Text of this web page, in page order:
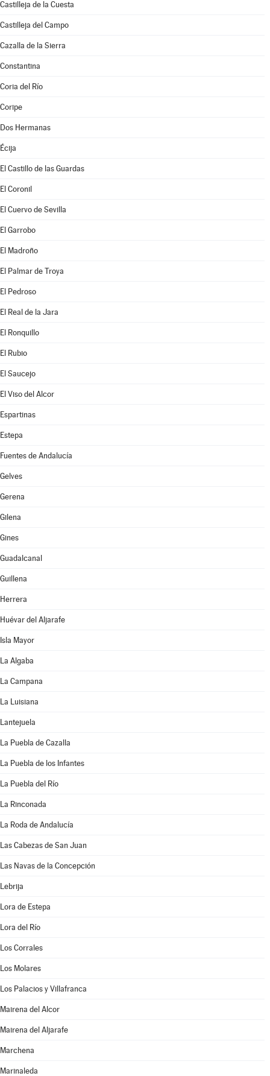
Castilleja de la Cuesta
Castilleja del Campo
Cazalla de la Sierra
Constantina
Coria del Río
Coripe
Dos Hermanas
Écija
El Castillo de las Guardas
El Coronil
El Cuervo de Sevilla
El Garrobo
El Madroño
El Palmar de Troya
El Pedroso
El Real de la Jara
El Ronquillo
El Rubio
El Saucejo
El Viso del Alcor
Espartinas
Estepa
Fuentes de Andalucía
Gelves
Gerena
Gilena
Gines
Guadalcanal
Guillena
Herrera
Huévar del Aljarafe
Isla Mayor
La Algaba
La Campana
La Luisiana
Lantejuela
La Puebla de Cazalla
La Puebla de los Infantes
La Puebla del Río
La Rinconada
La Roda de Andalucía
Las Cabezas de San Juan
Las Navas de la Concepción
Lebrija
Lora de Estepa
Lora del Río
Los Corrales
Los Molares
Los Palacios y Villafranca
Mairena del Alcor
Mairena del Aljarafe
Marchena
Marinaleda